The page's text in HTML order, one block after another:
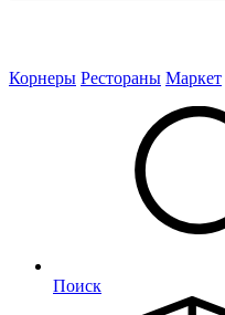
Корнеры Рестораны Маркет
Поиск